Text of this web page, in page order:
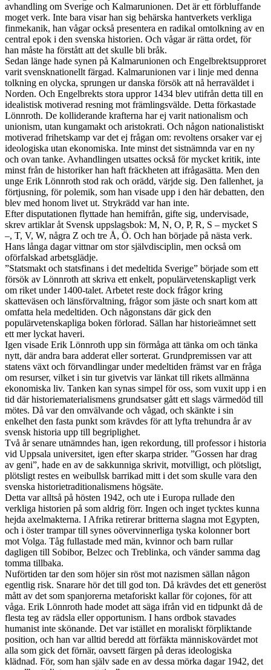
avhandling om Sverige och Kalmarunionen. Det är ett förbluffande
moget verk. Inte bara visar han sig behärska hantverkets verkliga
finmekanik, han vågar också presentera en radikal omtolkning av en
central epok i den svenska historien. Och vågar är rätta ordet, för
han måste ha förstått att det skulle bli bråk.
Sedan länge hade synen på Kalmarunionen och Engelbrektsupproret
varit svensknationellt färgad. Kalmarunionen var i linje med denna
tolkning en olycka, sprungen ur danska försök att nå herraväldet i
Norden. Och Engelbrekts stora uppror 1434 blev utifrån detta till en
idealistisk motiverad resning mot främlingsvälde. Detta förkastade
Lönnroth. De kolliderande krafterna har ej varit nationalism och
unionism, utan kungamakt och aristokrati. Och någon nationalistiskt
motiverad frihetskamp var det ej frågan om: revoltens orsaker var ej
ideologiska utan ekonomiska. Inte minst det sistnämnda var en ny
och ovan tanke. Avhandlingen utsattes också för mycket kritik, inte
minst från de historiker han haft fräckheten att ifrågasätta. Men den
unge Erik Lönnroth stod rak och orädd, värjde sig. Den fallenhet, ja
förtjusning, för polemik, som han visade upp i den här debatten, den
blev med honom livet ut. Strykrädd var han inte.
Efter disputationen flyttade han hemifrån, gifte sig, undervisade,
skrev artiklar åt Svensk uppslagsbok: M, N, O, P, R, S – mycket S
–, T, V, W, några Z och tre Å, Ö. Och han började på nästa verk.
Hans långa dagar vittnar om stor självdisciplin, men också om
oförfalskad arbetsglädje.
”Statsmakt och statsfinans i det medeltida Sverige” började som ett
försök av Lönnroth att skriva ett enkelt, populärvetenskapligt verk
om riket under 1400-talet. Arbetet reste dock frågor kring
skatteväsen och länsförvaltning, frågor som jäste och snart kom att
omfatta hela medeltiden. Och någonstans där gick den
populärvetenskapliga boken förlorad. Sällan har historieämnet sett
ett mer lyckat haveri.
Igen visade Erik Lönnroth upp sin förmåga att tänka om och tänka
nytt, där andra bara adderat eller sorterat. Grundpremissen var att
statens växt och förvandlingar under medeltiden främst var en fråga
om resurser, vilket i sin tur givetvis var länkat till rikets allmänna
ekonomiska liv. Tanken kan synas simpel för oss, som vuxit upp i en
tid där historiematerialismens grundsatser gått ett slags värmedöd till
mötes. Då var den omvälvande och vågad, och skänkte i sin
enkelhet den fasta punkt som krävdes för att lyfta trehundra år av
svensk historia upp till begriplighet.
Två år senare utnämndes han, igen rekordung, till professor i historia
vid Uppsala universitet, igen efter skarpa strider. ”Gossen har drag
av geni”, hade en av de sakkunniga skrivit, motvilligt, och plötsligt,
plötsligt restes en weibullsk barrikad mitt i det som skulle vara den
svenska historietraditionalismens högsäte.
Detta var alltså på hösten 1942, och ute i Europa rullade den
verkliga historien på som aldrig förr. Ingen och inget tycktes kunna
hejda axelmakterna. I Afrika retirerar britterna slagna mot Egypten,
och i öster trampar till synes oövervinnerliga tyska kolonner bort
mot Volga. Tåg fullastade med män, kvinnor och barn rullar
dagligen till Sobibor, Belzec och Treblinka, och vänder samma dag
tomma tillbaka.
Nuförtiden tar den som höjer sin röst mot nazismen sällan någon
egentlig risk. Snarare hör det till god ton. Då krävdes det ett generöst
mått av det som spanjorerna metaforiskt kallar för cojones, för att
våga. Erik Lönnroth hade modet att säga ifrån vid en tidpunkt då de
flesta teg av rädsla eller opportunism. I hans ordbok stavades
humanist inte skönande. Det var istället en moraliskt förpliktande
position, och han var alltid beredd att förfäkta människovärdet mot
alla som gick det förnär, oavsett färgen på deras ideologiska
klädnad. För, som han själv sade en av dessa mörka dagar 1942, det